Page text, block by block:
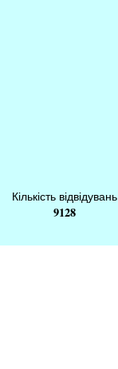
Кількість відвідувань
9128